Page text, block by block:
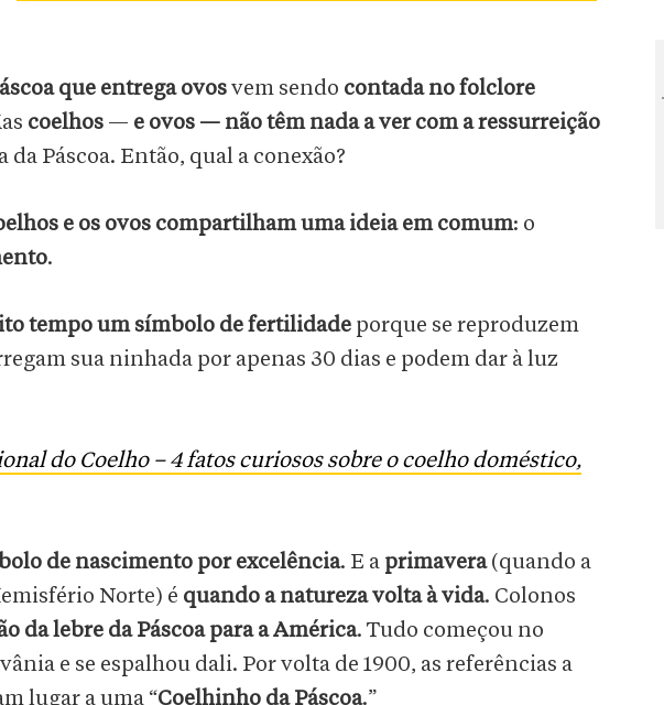
que entrega ovosvem sendo contada no folclore
coelhos — e ovos — não têm nada a ver com a ressurreição
Páscoa. Então, qual a conexão?
e os ovos compartilham uma ideia em comum: o
.
tempo um símbolo de fertilidade porque se reproduzem
sua ninhada por apenas 30 dias e podem dar à luz
do Coelho – 4 fatos curiosos sobre o coelho doméstico,
de nascimento por excelência. E a primavera(quando a
Norte) é quando a natureza volta à vida. Colonos
da lebre da Páscoa para a América. Tudo começou no
e se espalhou dali. Por volta de 1900, as referências a
lugar a uma “Coelhinho da Páscoa.”